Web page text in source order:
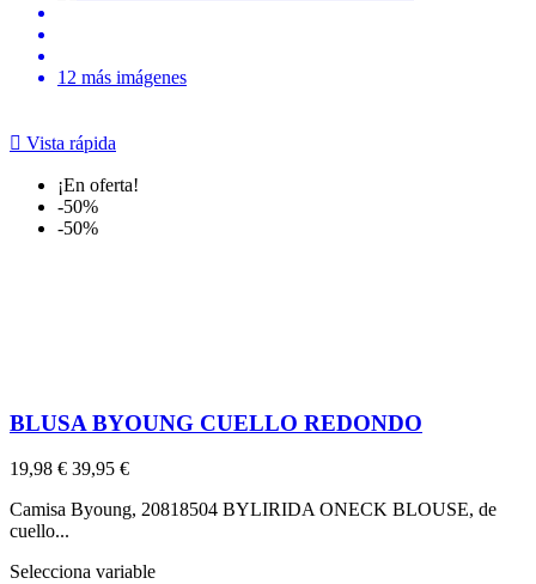
12 más imágenes
 Vista rápida
¡En oferta!
-50%
-50%
BLUSA BYOUNG CUELLO REDONDO
19,98 € 39,95 €
Camisa Byoung, 20818504 BYLIRIDA ONECK BLOUSE, de
cuello...
Selecciona variable